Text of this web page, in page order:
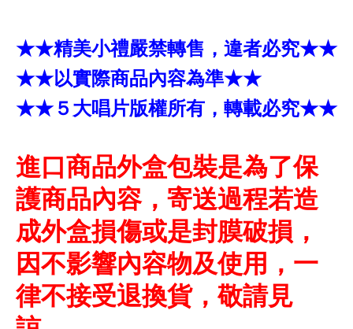
★★精美小禮嚴禁轉售，違者必究★★
★★以實際商品內容為準★★
★★５大唱片版權所有，轉載必究★★
進口商品外盒包裝是為了保
護商品內容，寄送過程若造
成外盒損傷或是封膜破損，
因不影響內容物及使用，一
律不接受退換貨，敬請見